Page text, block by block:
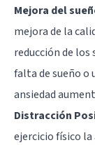
Mejora del
mejora de la
reducción de los
falta de sueño o
ansiedad
Distracción
ejercicio físico